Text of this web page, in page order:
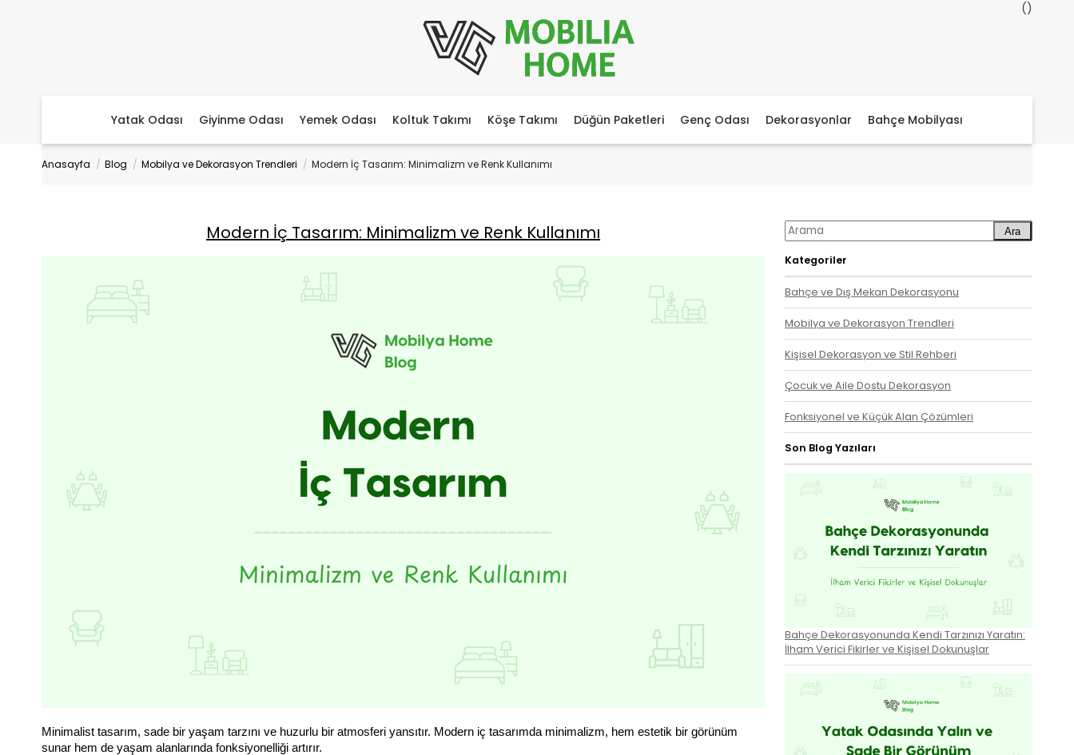
Yatak Odası Giyinme Odası Yemek Odası Koltuk Takımı Köşe Takımı Düğün Paketleri Genç Odası Dekorasyonlar Bahçe Mobilyası
Anasayfa Blog Mobilya ve Dekorasyon Trendleri Modern İç Tasarım: Minimalizm ve Renk Kullanımı
Modern İç Tasarım: Minimalizm ve Renk Kullanımı
Minimalist tasarım, sade bir yaşam tarzını ve huzurlu bir atmosferi yansıtır. Modern iç tasarımda minimalizm, hem estetik bir görünüm
sunar hem de yaşam alanlarında fonksiyonelliği artırır.
Ara
Kategoriler
Bahçe ve Dış Mekan Dekorasyonu
Mobilya ve Dekorasyon Trendleri
Kişisel Dekorasyon ve Stil Rehberi
Çocuk ve Aile Dostu Dekorasyon
Fonksiyonel ve Küçük Alan Çözümleri
Son Blog Yazıları
Bahçe Dekorasyonunda Kendi Tarzınızı Yaratın:
İlham Verici Fikirler ve Kişisel Dokunuşlar